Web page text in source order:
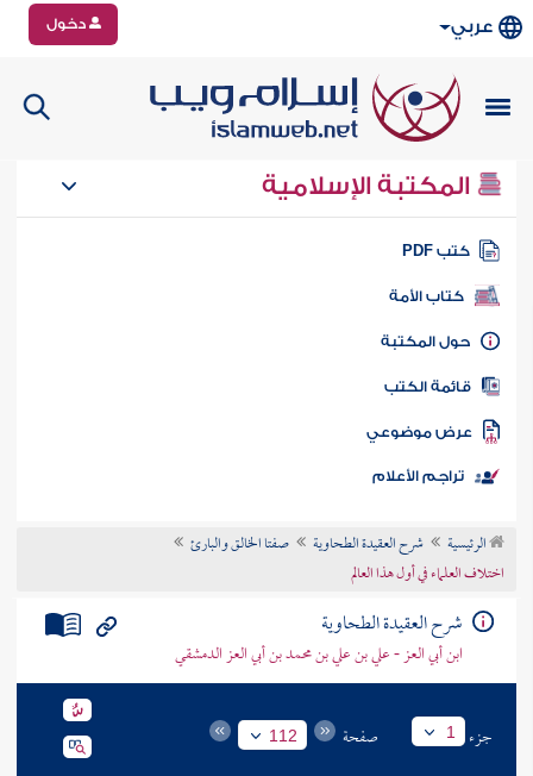
عربي دخول
المكتبة الإسلامية
كتب PDF
كتاب الأمة
المكتبة
الكتب
موضوعي
تراجم الأعلام
الرئيسية شرح العقيدة الطحاوية
صفتا الخالق والبارئ
اختلاف العلماء في أول هذا العالم
شرح العقيدة الطحاوية
ابن أبي العز - علي بن علي بن محمد بن أبي العز الدمشقي
جزء 1 صفحة 112